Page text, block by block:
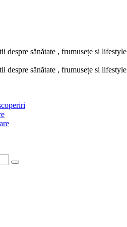
despre sănătate , frumusețe si lifestyle
despre sănătate , frumusețe si lifestyle